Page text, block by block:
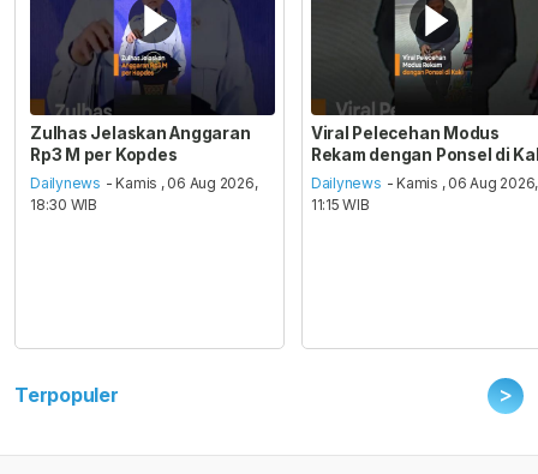
Zulhas Jelaskan Anggaran
Rp3 M per Kopdes
Dailynews - Kamis , 06 Aug 2026,
18:30 WIB
Viral Pelecehan Modus
Rekam dengan Ponsel di
Dailynews - Kamis , 06 Aug 2026,
11:15 WIB
Terpopuler >